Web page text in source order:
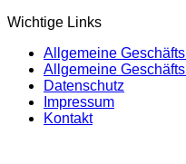
Wichtige Links
Allgemeine
Allgemeine
Datenschutz
Impressum
Kontakt